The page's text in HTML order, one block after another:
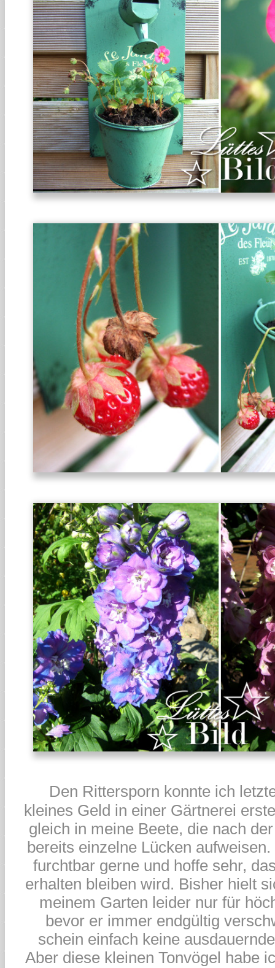
Den Rittersporn konnte ich
kleines Geld in einer Gärtnerei
gleich in meine Beete, die nach
bereits einzelne Lücken
furchtbar gerne und hoffe sehr,
erhalten bleiben wird. Bisher hielt
meinem Garten leider nur für
bevor er immer endgültig
schein einfach keine
Aber diese kleinen Tonvögel habe